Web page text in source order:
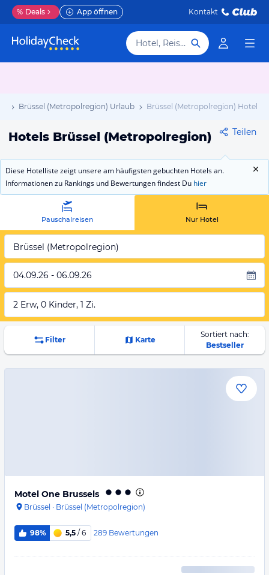
% Deals App öffnen Kontakt
Hotel, Reiseziel
Brüssel (Metropolregion) Urlaub Brüssel (Metropolregion) Hotels
Hotels Brüssel (Metropolregion) Teilen
Diese Hotelliste zeigt unsere am häufigsten gebuchten Hotels an.
Informationen zu Rankings und Bewertungen findest Du hier
Pauschalreisen Nur Hotel
Brüssel (Metropolregion)
04.09.26 - 06.09.26
2 Erw, 0 Kinder, 1 Zi.
Filter Karte
Sortiert nach:
Bestseller
Motel One Brussels
Brüssel · Brüssel (Metropolregion)
98% 5,5 / 6 289 Bewertungen